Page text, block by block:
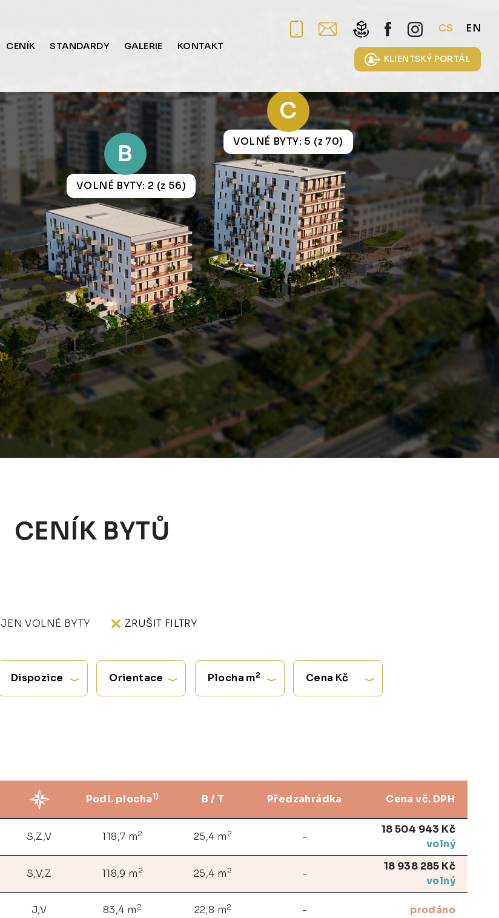
CENÍK STANDARDY GALERIE KONTAKT
CS EN
KLIENTSKÝ PORTÁL
B
C
VOLNÉ BYTY: 2 (z 56)
VOLNÉ BYTY: 5 (z 70)
CENÍK BYTŮ
JEN VOLNÉ BYTY ZRUŠIT FILTRY
Dispozice Orientace Plocha m2 Cena Kč
Podl. plocha1) B / T Předzahrádka Cena vč. DPH
S,Z,V 118,7 m2 25,4 m 2 -
18 504 943 Kč
volný
S,V,Z 118,9 m 2 25,4 m 2 -
18 938 285 Kč
volný
J,V 83,4 m 2 22,8 m2 - prodáno